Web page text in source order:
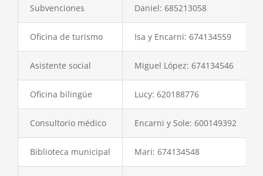
Subvenciones Daniel: 685213058
Oficina de turismo Isa y Encarni: 674134559
Asistente social Miguel López: 674134546
Oficina bilingüe Lucy: 620188776
Consultorio médico Encarni y Sole: 600149392
Biblioteca municipal Mari: 674134548